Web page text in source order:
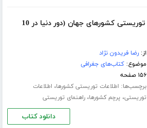
دانلود کتاب اطلاعات توریستی کشورهای جهان (دور دنیا در 10
از:رضا فریدون نژاد
موضوع:کتاب‌های جغرافی
۱۵۶ صفحه
برچسب‌ها: اطلاعات توریستی کشورها، اطلاعات
توریستی، پرچم کشورها،راهنمای توریستی
دانلود کتاب